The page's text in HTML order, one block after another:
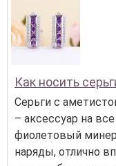
Как носить
Серьги с
– аксессуар на
фиолетовый
наряды, отлично